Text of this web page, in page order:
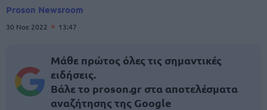
Proson Newsroom
30 Νοε 2022 13:47
Μάθε πρώτος όλες τις σημαντικές
ειδήσεις.
Βάλε το proson.gr στα αποτελέσματα
αναζήτησης της Google